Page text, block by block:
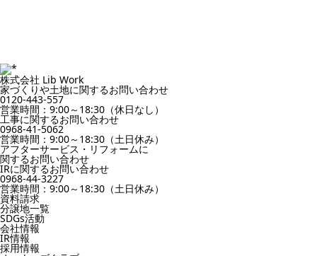
株式会社 Lib Work
家づくりや土地に関するお問い合わせ
0120-443-557
営業時間：9:00～18:30（休日なし）
工事に関するお問い合わせ
0968-41-5062
営業時間：9:00～18:30（土日休み）
アフターサービス・リフォームに
関するお問い合わせ
IRに関するお問い合わせ
0968-44-3227
営業時間：9:00～18:30（土日休み）
資料請求
分譲地一覧
SDGs活動
会社情報
IR情報
採用情報